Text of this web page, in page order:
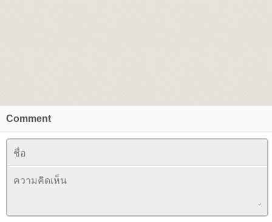
Comment